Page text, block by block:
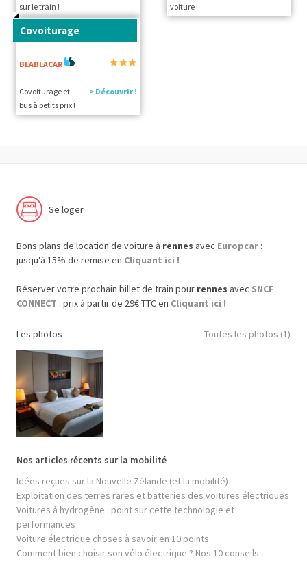
sur le train !
voiture !
Covoiturage
BLABLACAR
Covoiturage et
bus à petits prix !
> Découvrir !
Se loger
Bons plans de location de voiture à rennes avec Europcar :
jusqu'à 15% de remise en Cliquant ici !
Réserver votre prochain billet de train pour rennes avec SNCF
CONNECT : prix à partir de 29€ TTC en Cliquant ici !
Les photos Toutes les photos (1)
Nos articles récents sur la mobilité
Idées reçues sur la Nouvelle Zélande (et la mobilité)
Exploitation des terres rares et batteries des voitures électriques
Voitures à hydrogène : point sur cette technologie et
performances
Voiture électrique choses à savoir en 10 points
Comment bien choisir son vélo électrique ? Nos 10 conseils